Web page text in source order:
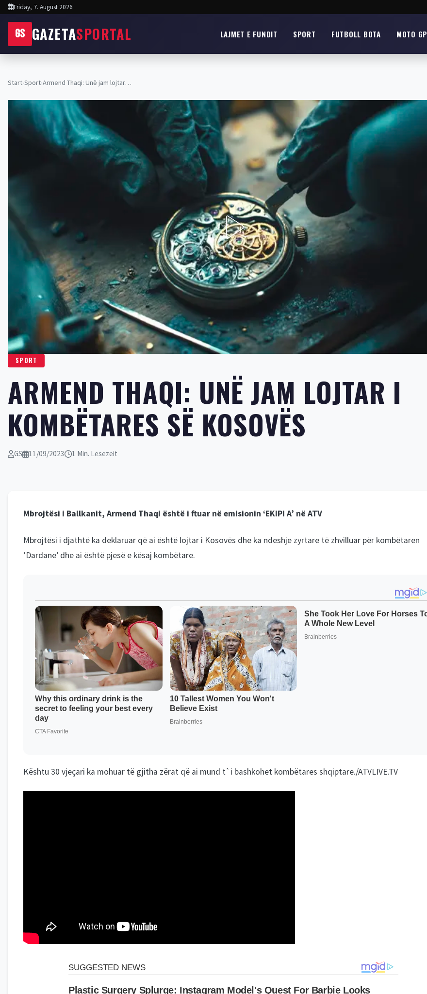
Friday, 7. August 2026
GS GAZETASPORTAL LAJMET E FUNDIT SPORT FUTBOLL BOTA MOTO GP
Start›Sport›Armend Thaqi: Unë jam lojtar…
SPORT
ARMEND THAQI: UNË JAM LOJTAR I
KOMBËTARES SË KOSOVËS
GS 11/09/2023 1 Min. Lesezeit
Mbrojtësi i Ballkanit, Armend Thaqi është i ftuar në emisionin ‘EKIPI A’ në ATV
Mbrojtësi i djathtë ka deklaruar që ai është lojtar i Kosovës dhe ka ndeshje zyrtare të zhvilluar për kombëtaren
‘Dardane’ dhe ai është pjesë e kësaj kombëtare.
Kështu 30 vjeçari ka mohuar të gjitha zërat që ai mund t`i bashkohet kombëtares shqiptare./ATVLIVE.TV